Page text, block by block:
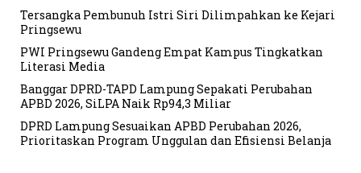
Tersangka Pembunuh Istri Siri Dilimpahkan ke Kejari
Pringsewu
PWI Pringsewu Gandeng Empat Kampus Tingkatkan
Literasi Media
Banggar DPRD-TAPD Lampung Sepakati Perubahan
APBD 2026, SiLPA Naik Rp94,3 Miliar
DPRD Lampung Sesuaikan APBD Perubahan 2026,
Prioritaskan Program Unggulan dan Efisiensi Belanja